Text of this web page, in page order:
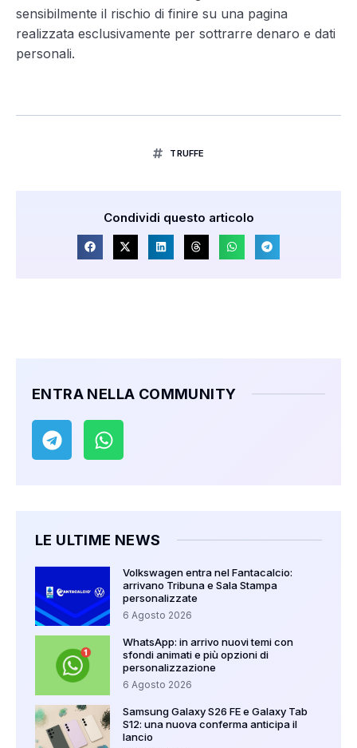
sensibilmente il rischio di finire su una pagina
realizzata esclusivamente per sottrarre denaro e dati
personali.
TRUFFE
Condividi questo articolo
ENTRA NELLA COMMUNITY
LE ULTIME NEWS
Volkswagen entra nel Fantacalcio:
arrivano Tribuna e Sala Stampa
personalizzate
6 Agosto 2026
WhatsApp: in arrivo nuovi temi con
sfondi animati e più opzioni di
personalizzazione
6 Agosto 2026
Samsung Galaxy S26 FE e Galaxy Tab
S12: una nuova conferma anticipa il
lancio